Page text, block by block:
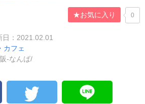
★お気に入り 0
日：2021.02.01
カフェ
-なんば/